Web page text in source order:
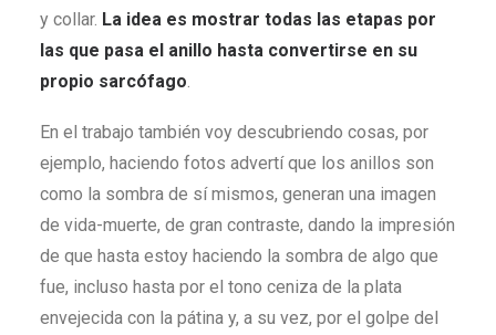
y collar. La idea es mostrar todas las etapas por
las que pasa el anillo hasta convertirse en su
propio sarcófago.
En el trabajo también voy descubriendo cosas, por
ejemplo, haciendo fotos advertí que los anillos son
como la sombra de sí mismos, generan una imagen
de vida-muerte, de gran contraste, dando la impresión
de que hasta estoy haciendo la sombra de algo que
fue, incluso hasta por el tono ceniza de la plata
envejecida con la pátina y, a su vez, por el golpe del